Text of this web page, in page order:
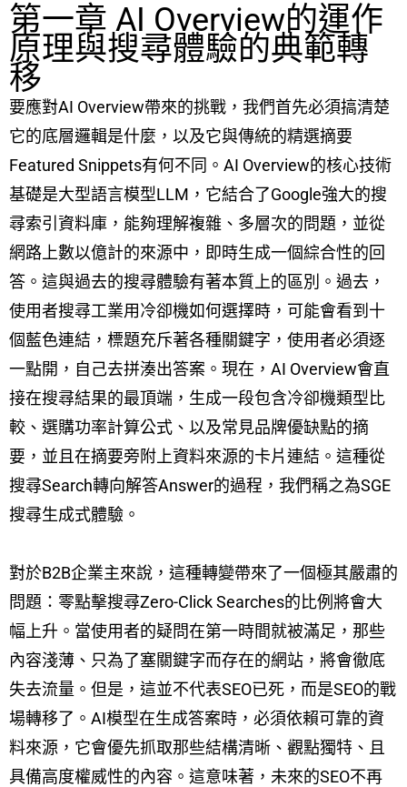
第一章 AI Overview的運作
原理與搜尋體驗的典範轉
移
要應對AI Overview帶來的挑戰，我們首先必須搞清楚
它的底層邏輯是什麼，以及它與傳統的精選摘要
Featured Snippets有何不同。AI Overview的核心技術
基礎是大型語言模型LLM，它結合了Google強大的搜
尋索引資料庫，能夠理解複雜、多層次的問題，並從
網路上數以億計的來源中，即時生成一個綜合性的回
答。這與過去的搜尋體驗有著本質上的區別。過去，
使用者搜尋工業用冷卻機如何選擇時，可能會看到十
個藍色連結，標題充斥著各種關鍵字，使用者必須逐
一點開，自己去拼湊出答案。現在，AI Overview會直
接在搜尋結果的最頂端，生成一段包含冷卻機類型比
較、選購功率計算公式、以及常見品牌優缺點的摘
要，並且在摘要旁附上資料來源的卡片連結。這種從
搜尋Search轉向解答Answer的過程，我們稱之為SGE
搜尋生成式體驗。
對於B2B企業主來說，這種轉變帶來了一個極其嚴肅的
問題：零點擊搜尋Zero-Click Searches的比例將會大
幅上升。當使用者的疑問在第一時間就被滿足，那些
內容淺薄、只為了塞關鍵字而存在的網站，將會徹底
失去流量。但是，這並不代表SEO已死，而是SEO的戰
場轉移了。AI模型在生成答案時，必須依賴可靠的資
料來源，它會優先抓取那些結構清晰、觀點獨特、且
具備高度權威性的內容。這意味著，未來的SEO不再